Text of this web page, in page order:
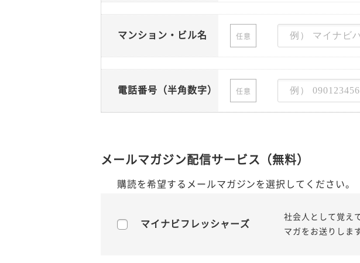
マンション・ビル名 任意
電話番号（半角数字） 任意
メールマガジン配信サービス（無料）
購読を希望するメールマガジンを選択してください。
マイナビフレッシャーズ
社会人として覚え
マガをお送りしま